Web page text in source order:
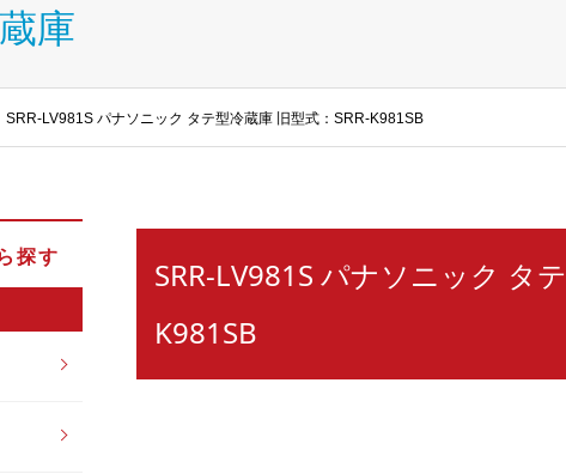
庫
SRR-LV981S パナソニック タテ型冷蔵庫 旧型式：SRR-K981SB
探す
SRR-LV981S パナソニック タ
K981SB